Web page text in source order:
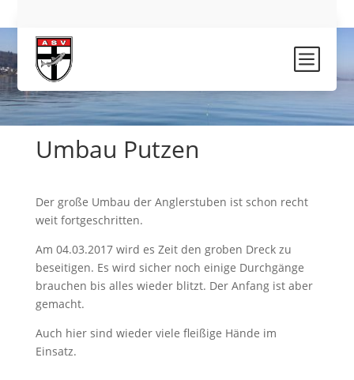
b
Umbau Putzen
Der große Umbau der Anglerstuben ist schon recht
weit fortgeschritten.
Am 04.03.2017 wird es Zeit den groben Dreck zu
beseitigen. Es wird sicher noch einige Durchgänge
brauchen bis alles wieder blitzt. Der Anfang ist aber
gemacht.
Auch hier sind wieder viele fleißige Hände im
Einsatz.